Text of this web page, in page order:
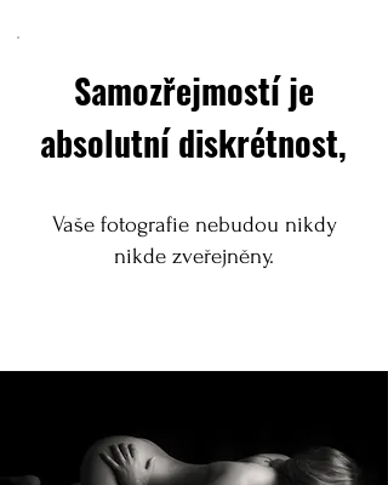
Samozřejmostí je
absolutní diskrétnost,
Vaše fotografie nebudou nikdy
nikde zveřejněny.